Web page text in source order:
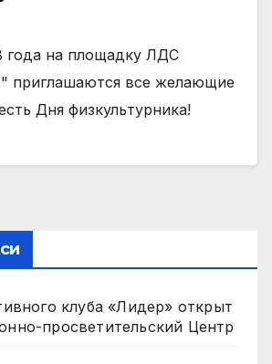
года на площадку ЛДС
приглашаются все желающие
Дня физкультурника!
клуба «Лидер» открыт
просветительский Центр